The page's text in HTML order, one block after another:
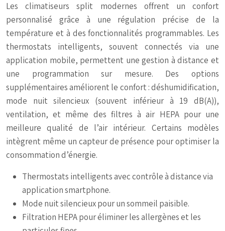
Les climatiseurs split modernes offrent un confort
personnalisé grâce à une régulation précise de la
température et à des fonctionnalités programmables. Les
thermostats intelligents, souvent connectés via une
application mobile, permettent une gestion à distance et
une programmation sur mesure. Des options
supplémentaires améliorent le confort : déshumidification,
mode nuit silencieux (souvent inférieur à 19 dB(A)),
ventilation, et même des filtres à air HEPA pour une
meilleure qualité de l’air intérieur. Certains modèles
intègrent même un capteur de présence pour optimiser la
consommation d’énergie.
Thermostats intelligents avec contrôle à distance via
application smartphone.
Mode nuit silencieux pour un sommeil paisible.
Filtration HEPA pour éliminer les allergènes et les